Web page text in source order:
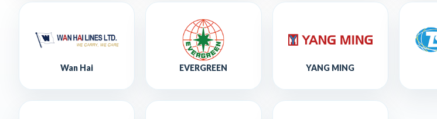
Wan Hai EVERGREEN YANG MING